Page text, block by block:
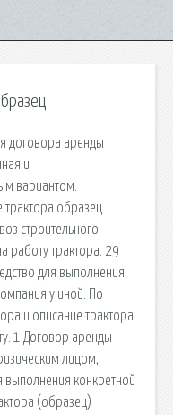
договора аренды
и
вариантом.
образец
строительного
работу трактора. 29
для выполнения
у иной. По
и описание трактора.
1 Договор аренды
лицом,
выполнения конкретной
(образец)